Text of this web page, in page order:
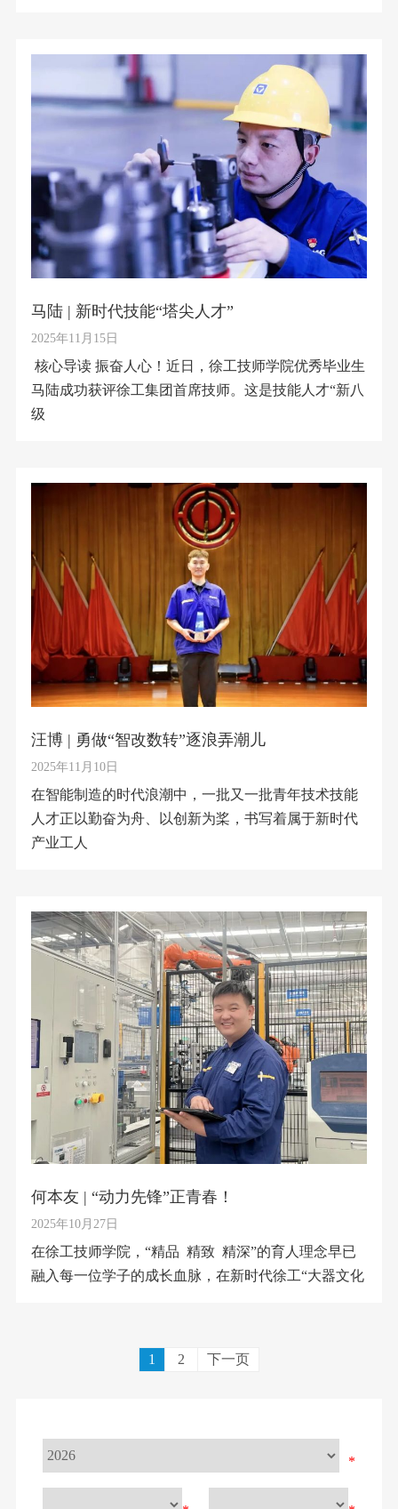
马陆 | 新时代技能“塔尖人才”
2025年11月15日
核心导读 振奋人心！近日，徐工技师学院优秀毕业生
马陆成功获评徐工集团首席技师。这是技能人才“新八
级
汪博 | 勇做“智改数转”逐浪弄潮儿
2025年11月10日
在智能制造的时代浪潮中，一批又一批青年技术技能
人才正以勤奋为舟、以创新为桨，书写着属于新时代
产业工人
何本友 | “动力先锋”正青春！
2025年10月27日
在徐工技师学院，“精品 精致 精深”的育人理念早已
融入每一位学子的成长血脉，在新时代徐工“大器文化
1 2 下一页
*